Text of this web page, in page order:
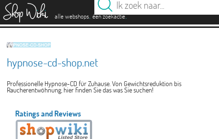
alle webshops. één zoekactie.
hypnose-cd-shop.net
Professionelle Hypnose-CD für Zuhause. Von Gewichtsreduktion bis
Raucherentwöhnung, hier finden Sie das was Sie suchen!
Ratings and Reviews